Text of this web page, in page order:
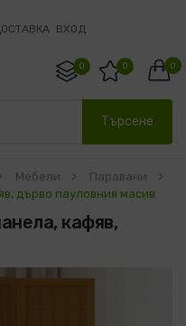
ВХОД
0
0 0
Търсене
Мебели
Паравани
дърво пауловния масив
кафяв,